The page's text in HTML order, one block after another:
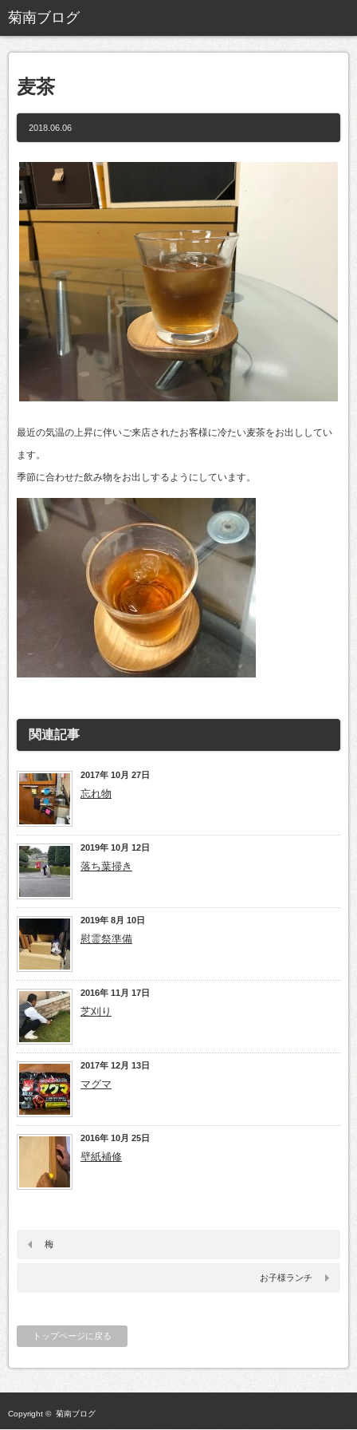
麦茶
2018.06.06
最近の気温の上昇に伴いご来店されたお客様に冷たい麦茶をお出ししてい
ます。
季節に合わせた飲み物をお出しするようにしています。
関連記事
2017年 10月 27日
忘れ物
2019年 10月 12日
落ち葉掃き
2019年 8月 10日
慰霊祭準備
2016年 11月 17日
芝刈り
2017年 12月 13日
マグマ
2016年 10月 25日
壁紙補修
梅
お子様ランチ
トップページに戻る
Copyright © 菊南ブログ